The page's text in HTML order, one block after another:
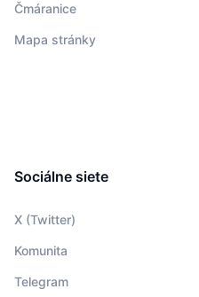
Čmáranice
Mapa stránky
Sociálne siete
X (Twitter)
Komunita
Telegram